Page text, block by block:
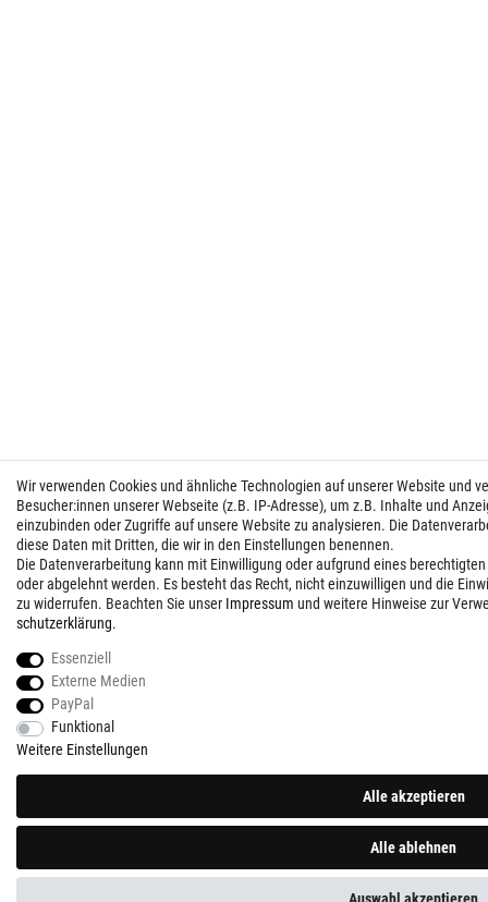
Wir verwenden Cookies und ähnliche Technologien auf unserer Website und
Besucher:innen unserer Webseite (z.B. IP-Adresse), um z.B. Inhalte und
einzubinden oder Zugriffe auf unsere Website zu analysieren. Die
diese Daten mit Dritten, die wir in den Einstellungen benennen.
Die Datenverarbeitung kann mit Einwilligung oder aufgrund eines
oder abgelehnt werden. Es besteht das Recht, nicht einzuwilligen und die
zu widerrufen. Beachten Sie unser Impressum und weitere Hinweise zur
schutz­erklärung.
Essenziell
Externe Medien
PayPal
Funktional
Weitere Einstellungen
Alle akzeptieren
Alle ablehnen
Auswahl akzeptieren